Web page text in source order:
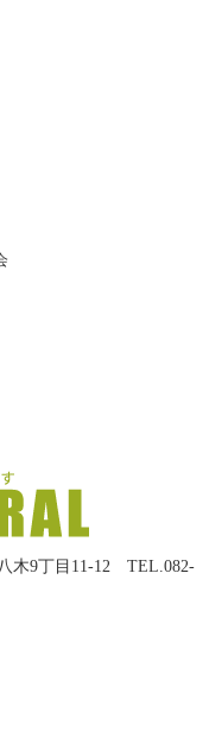
木9丁目11-12 TEL.082-